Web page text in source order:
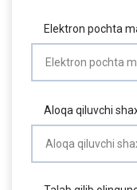
Elektron pochta
Aloqa qiluvchi